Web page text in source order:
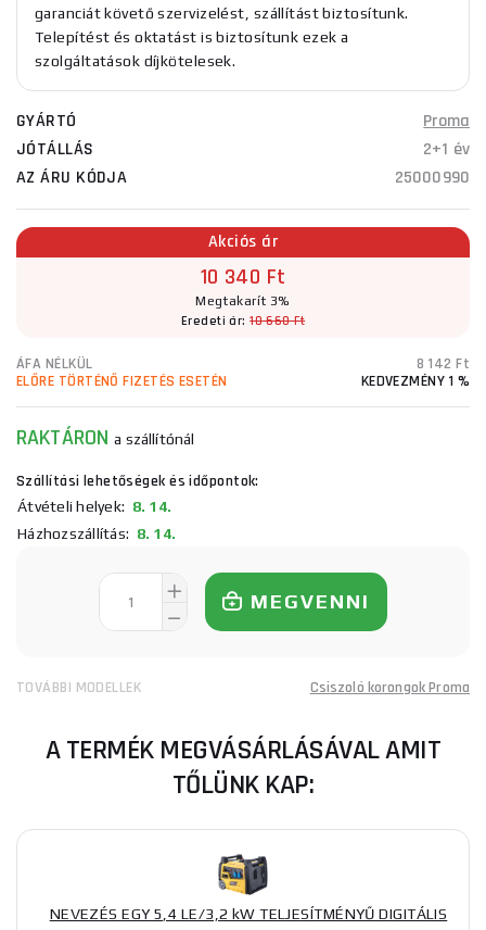
garanciát követő szervizelést, szállítást biztosítunk.
Telepítést és oktatást is biztosítunk ezek a
szolgáltatások díjkötelesek.
GYÁRTÓ
Proma
JÓTÁLLÁS
2+1 év
AZ ÁRU KÓDJA
25000990
Akciós ár
10 340 Ft
Megtakarít 3%
Eredeti ár:10 660 Ft
ÁFA NÉLKÜL
8 142 Ft
ELŐRE TÖRTÉNŐ FIZETÉS ESETÉN
KEDVEZMÉNY 1 %
RAKTÁRONa szállítónál
Szállítási lehetőségek és időpontok:
Átvételi helyek: 8. 14.
Házhozszállítás: 8. 14.
MEGVENNI
TOVÁBBI MODELLEK Csiszoló korongok Proma
A TERMÉK MEGVÁSÁRLÁSÁVAL AMIT
TŐLÜNK KAP:
NEVEZÉS EGY 5,4 LE/3,2 kW TELJESÍTMÉNYŰ DIGITÁLIS